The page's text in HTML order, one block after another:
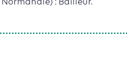
Normandie) : Bailleur.